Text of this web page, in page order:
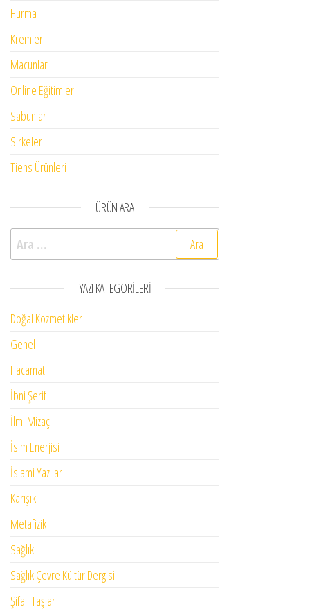
Hurma
Kremler
Macunlar
Online Eğitimler
Sabunlar
Sirkeler
Tiens Ürünleri
ÜRÜN ARA
Arama:
YAZI KATEGORILERI
Doğal Kozmetikler
Genel
Hacamat
İbni Şerif
İlmi Mizaç
İsim Enerjisi
İslami Yazılar
Karışık
Metafizik
Sağlık
Sağlık Çevre Kültür Dergisi
Şifalı Taşlar